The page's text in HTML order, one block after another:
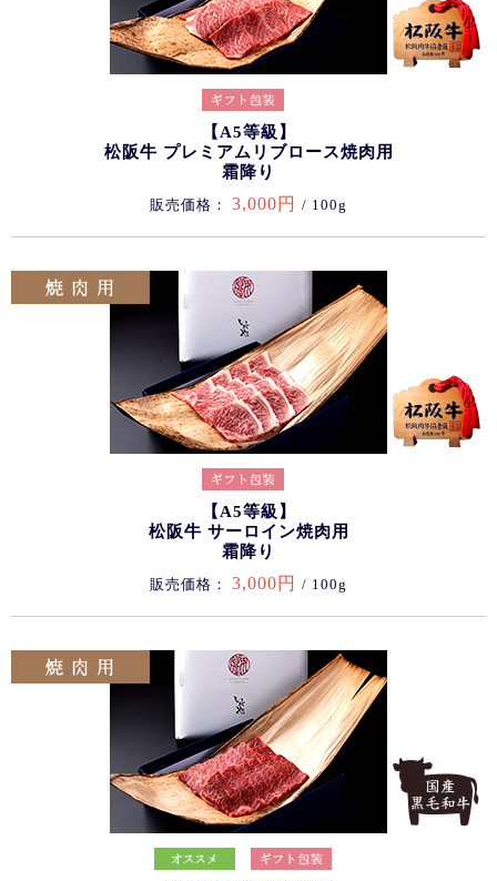
【A5等級】
松阪牛 プレミアムリブロース焼肉用
霜降り
販売価格： 3,000円 / 100g
【A5等級】
松阪牛 サーロイン焼肉用
霜降り
販売価格： 3,000円 / 100g